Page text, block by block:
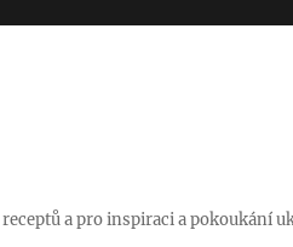
a pro inspiraci a